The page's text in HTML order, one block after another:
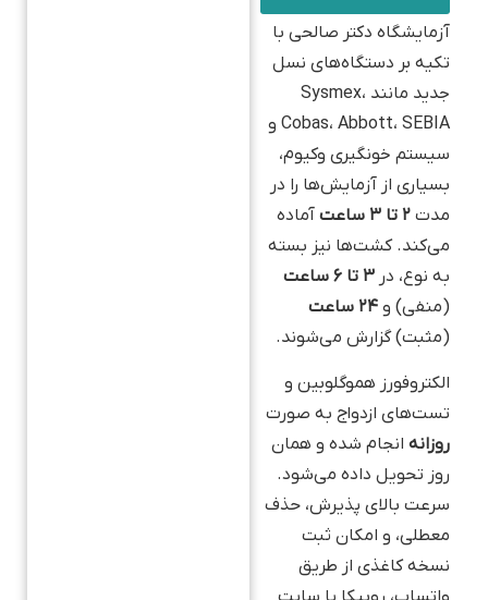
آزمایشگاه دکتر صالحی با
تکیه بر دستگاه‌های نسل
جدید مانند Sysmex،
Cobas، Abbott، SEBIA و
سیستم خونگیری وکیوم،
بسیاری از آزمایش‌ها را در
مدت ۲ تا ۳ ساعت
آماده
می‌کند. کشت‌ها نیز بسته
به نوع، در ۳ تا ۶ ساعت
(منفی) و ۲۴ ساعت
(مثبت) گزارش می‌شوند.
الکتروفورز هموگلوبین و
تست‌های ازدواج به صورت
روزانه انجام شده و همان
روز تحویل داده می‌شود.
سرعت بالای پذیرش، حذف
معطلی، و امکان ثبت
نسخه کاغذی از طریق